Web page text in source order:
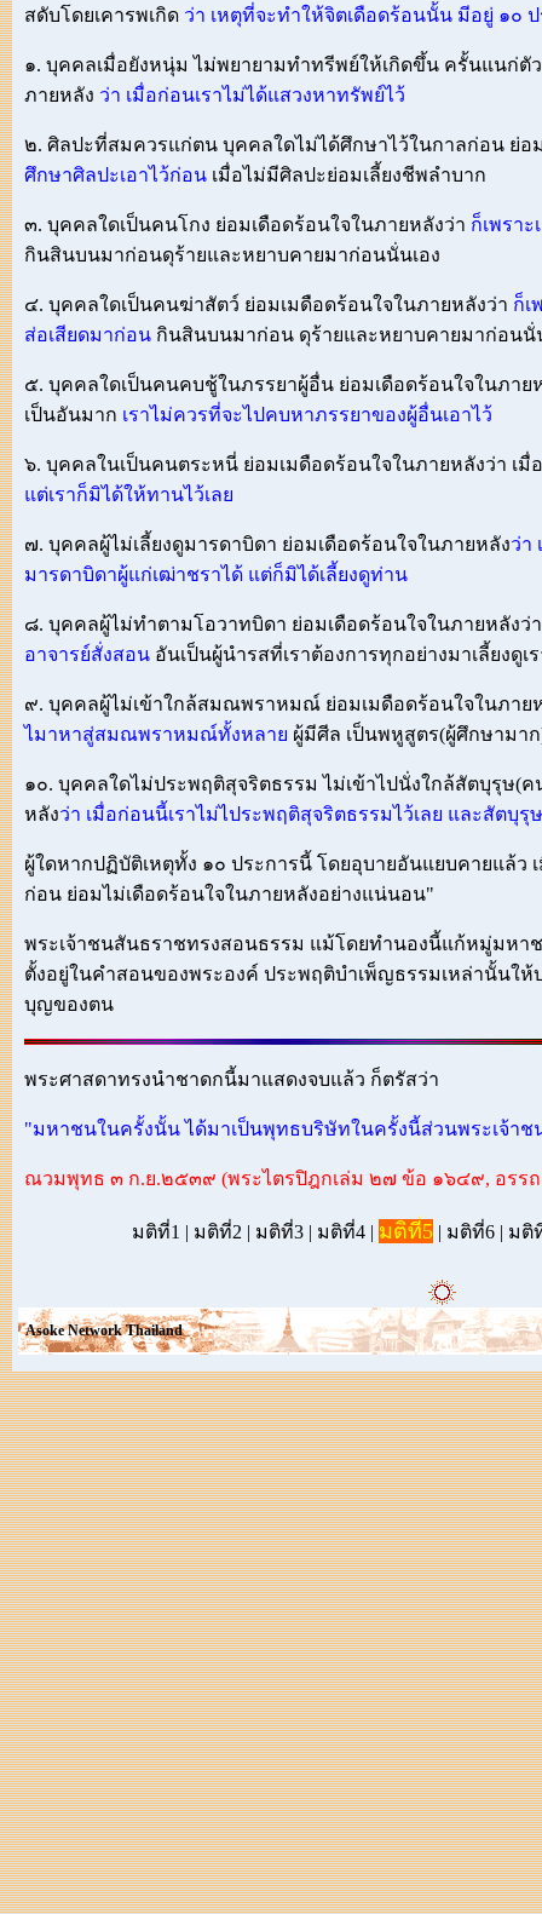
สดับโดยเคารพเกิด ว่า เหตุที่จะทำให้จิตเดือดร้อนนั้น มีอยู่ ๑๐
๑. บุคคลเมื่อยังหนุ่ม ไม่พยายามทำทรีพย์ให้เกิดขึ้น ครั้นแนก่ตั
ภายหลัง ว่า เมื่อก่อนเราไม่ได้แสวงหาทรัพย์ไว้
๒. ศิลปะที่สมควรแก่ตน บุคคลใดไม่ได้ศึกษาไว้ในกาลก่อน ย่อ
ศึกษาศิลปะเอาไว้ก่อน เมื่อไม่มีศิลปะย่อมเลี้ยงชีพลำบาก
๓. บุคคลใดเป็นคนโกง ย่อมเดือดร้อนใจในภายหลังว่า ก็เพรา
กินสินบนมาก่อนดุร้ายและหยาบคายมาก่อนนั่นเอง
๔. บุคคลใดเป็นคนฆ่าสัตว์ ย่อมเมดือดร้อนใจในภายหลังว่า ก็เ
ส่อเสียดมาก่อน กินสินบนมาก่อน ดุร้ายและหยาบคายมาก่อนนั่
๕. บุคคลใดเป็นคนคบชู้ในภรรยาผู้อื่น ย่อมเดือดร้อนใจในภา
เป็นอันมาก เราไม่ควรที่จะไปคบหาภรรยาของผู้อื่นเอาไว้
๖. บุคคลในเป็นคนตระหนี่ ย่อมเมดือดร้อนใจในภายหลังว่า เ
แต่เราก็มิได้ให้ทานไว้เลย
๗. บุคคลผู้ไม่เลี้ยงดูมารดาบิดา ย่อมเดือดร้อนใจในภายหลังว่า
มารดาบิดาผู้แก่เฒ่าชราได้ แต่ก็มิได้เลี้ยงดูท่าน
๘. บุคคลผู้ไม่ทำตามโอวาทบิดา ย่อมเดือดร้อนใจในภายหลังว่
อาจารย์สั่งสอน อันเป็นผู้นำรสที่เราต้องการทุกอย่างมาเลี้ยงดูเ
๙. บุคคลผู้ไม่เข้าใกล้สมณพราหมณ์ ย่อมเมดือดร้อนใจในภาย
ไมาหาสู่สมณพราหมณ์ทั้งหลาย ผู้มีศีล เป็นพหูสูตร(ผู้ศึกษามาก
๑๐. บุคคลใดไม่ประพฤติสุจริตธรรม ไม่เข้าไปนั่งใกล้สัตบุรุษ(
หลังว่า เมื่อก่อนนี้เราไม่ไประพฤติสุจริตธรรมไว้เลย และสัตบุ
ผู้ใดหากปฏิบัติเหตุทั้ง ๑๐ ประการนี้ โดยอุบายอันแยบคายแล้ว
ก่อน ย่อมไม่เดือดร้อนใจในภายหลังอย่างแน่นอน"
พระเจ้าชนสันธราชทรงสอนธรรม แม้โดยทำนองนี้แก้หมู่มหา
ตั้งอยู่ในคำสอนของพระองค์ ประพฤติบำเพ็ญธรรมเหล่านั้นใ
บุญของตน
พระศาสดาทรงนำชาดกนี้มาแสดงจบแล้ว ก็ตรัสว่า
"มหาชนในครั้งนั้น ได้มาเป็นพุทธบริษัทในครั้งนี้ส่วนพระเจ้าช
ณวมพุทธ ๓ ก.ย.๒๕๓๙ (พระไตรปิฎกเล่ม ๒๗ ข้อ ๑๖๔๙, อรร
มติที่1 | มติที่2 | มติที่3 | มติที่4 | มติที่5 | มติที่6 | มติ
Asoke Network Thailand